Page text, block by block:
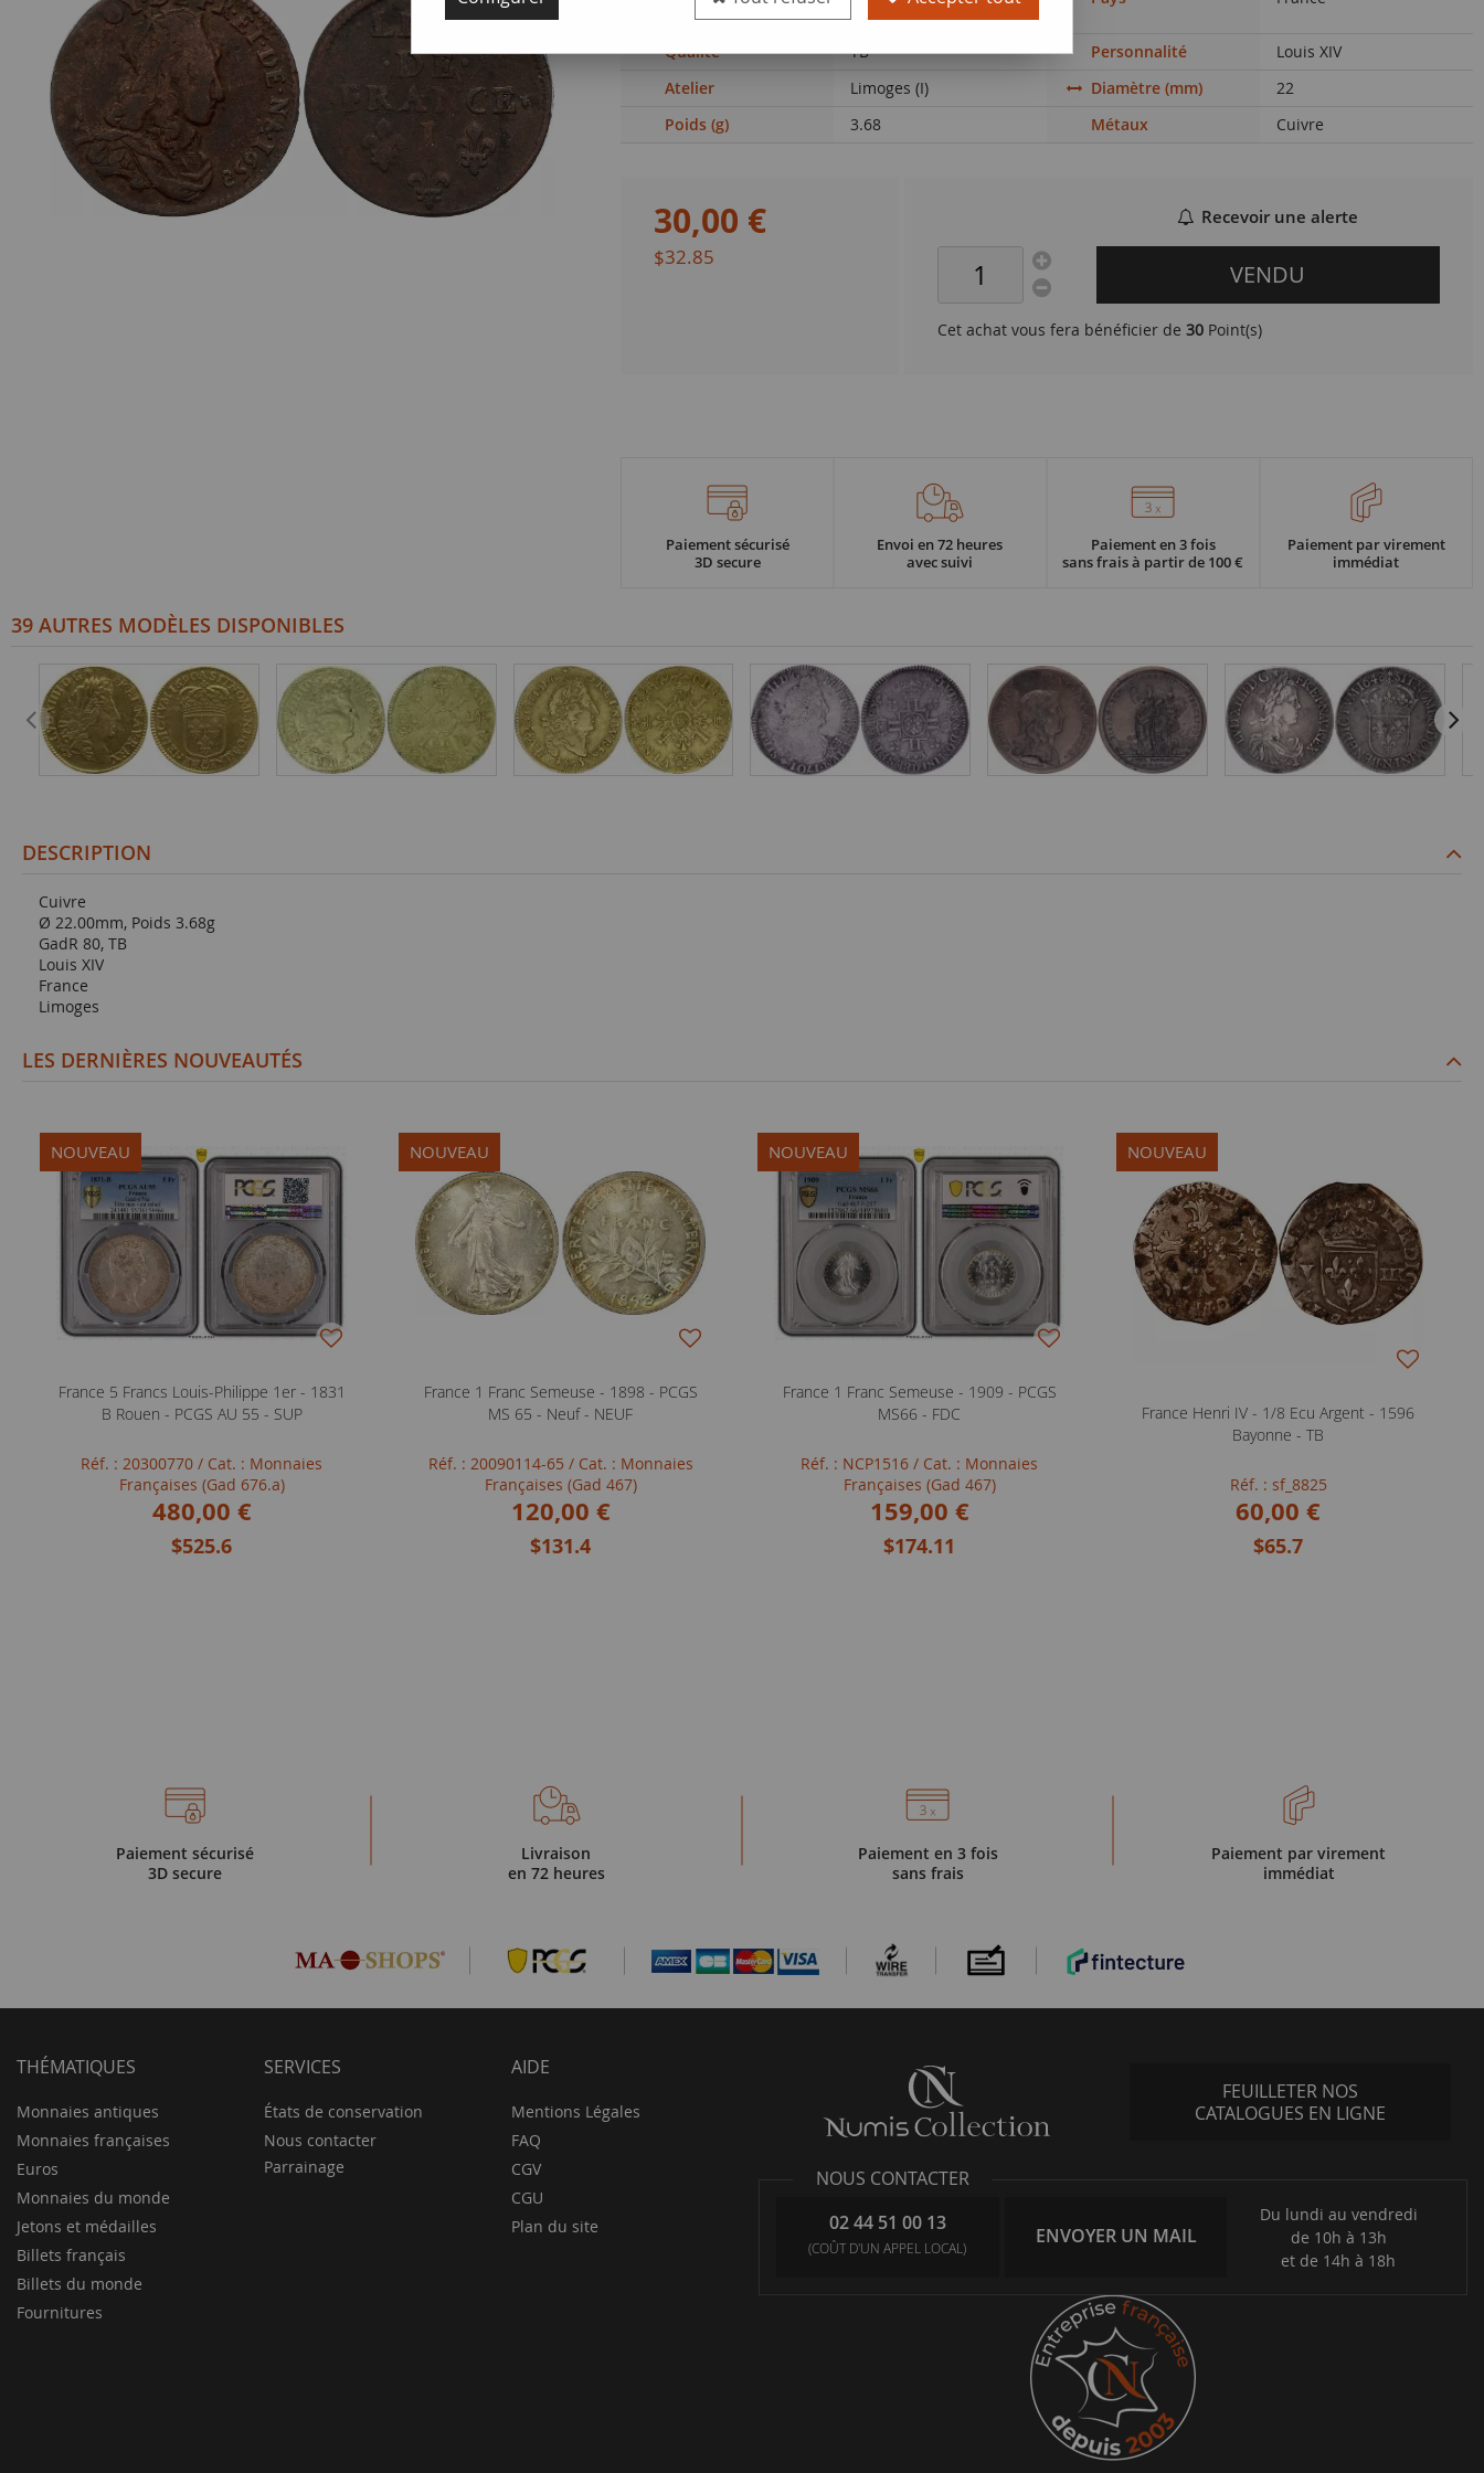
(GadR 80)
Qualité TB Personnalité
Louis XIV
Atelier
Limoges (I) Diamètre (mm)
22
Poids (g)
3.68 Métaux Cuivre
30,00 €
$32.85
Recevoir une alerte
VENDU
Cet achat vous fera bénéficier de30 Point(s)
Paiement sécurisé
3D secure
Envoi en 72 heures
avec suivi
Paiement en 3 fois
sans frais à partir de 100 €
Paiement par virement
immédiat
39 AUTRES MODÈLES DISPONIBLES
DESCRIPTION
Cuivre
Ø 22.00mm, Poids 3.68g
GadR 80, TB
Louis XIV
France
Limoges
LES DERNIÈRES NOUVEAUTÉS
NOUVEAU
France 5 Francs Louis-Philippe 1er - 1831
B Rouen - PCGS AU 55 - SUP
Réf. : 20300770 / Cat. : Monnaies
Françaises (Gad 676.a)
480,00 €
$525.6
NOUVEAU
France 1 Franc Semeuse - 1898 - PCGS
MS 65 - Neuf - NEUF
Réf. : 20090114-65 / Cat. : Monnaies
Françaises (Gad 467)
120,00 €
$131.4
NOUVEAU
France 1 Franc Semeuse - 1909 - PCGS
MS66 - FDC
Réf. : NCP1516 / Cat. : Monnaies
Françaises (Gad 467)
159,00 €
$174.11
NOUVEAU
France Henri IV - 1/8 Ecu Argent - 1596
Bayonne - TB
Réf. : sf_8825
60,00 €
$65.7
Paiement sécurisé
3D secure
Livraison
en 72 heures
Paiement en 3 fois
sans frais
Paiement par virement
immédiat
THÉMATIQUES
Monnaies antiques
Monnaies françaises
Euros
Monnaies du monde
Jetons et médailles
Billets français
Billets du monde
Fournitures
SERVICES
États de conservation
Nous contacter
Parrainage
AIDE
Mentions Légales
FAQ
CGV
CGU
Plan du site
FEUILLETER NOS
CATALOGUES EN LIGNE
NOUS CONTACTER
02 44 51 00 13
(COÛT D'UN APPEL LOCAL)
ENVOYER UN MAIL
Du lundi au vendredi
de 10h à 13h
et de 14h à 18h